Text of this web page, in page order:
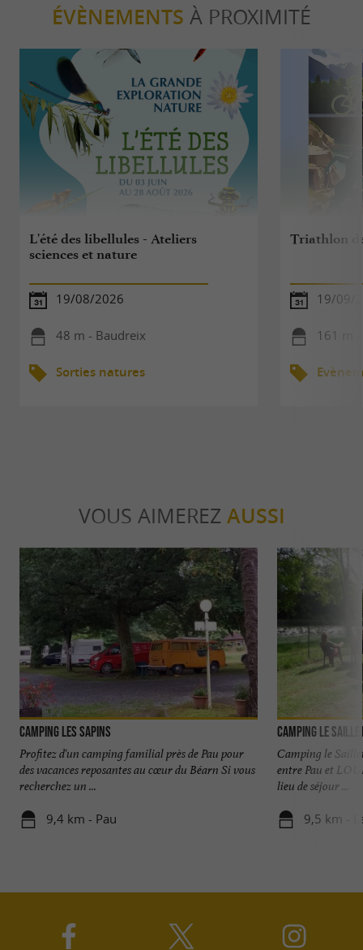
ÉVÈNEMENTS À PROXIMITÉ
L'été des libellules - Ateliers
sciences et nature
19/08/2026
48 m - Baudreix
Sorties natures
Triathlon
19/09/
161 m
VOUS AIMEREZ AUSSI
Camping Les Sapins
Profitez d'un camping familial près de Pau pour
des vacances reposantes au cœur du Béarn Si vous
recherchez un ...
9,4 km - Pau
Camping Le
Camping le
entre Pau et
lieu de séjour ...
9,5 km -